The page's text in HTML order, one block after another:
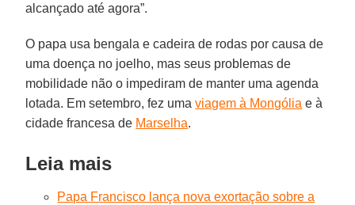
alcançado até agora”.
O papa usa bengala e cadeira de rodas por causa de
uma doença no joelho, mas seus problemas de
mobilidade não o impediram de manter uma agenda
lotada. Em setembro, fez umaviagem à Mongólia e à
cidade francesa de Marselha.
Leia mais
Papa Francisco lança nova exortação sobre a